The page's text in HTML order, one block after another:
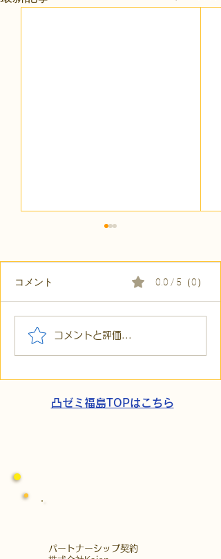
【代表ブログ】冷蔵庫に
貼られた新聞記事。「超
コメント 0.0 / 5（0）
コメントと評価...
凸ゼミ福島TOPはこちら
​パートナーシップ契約